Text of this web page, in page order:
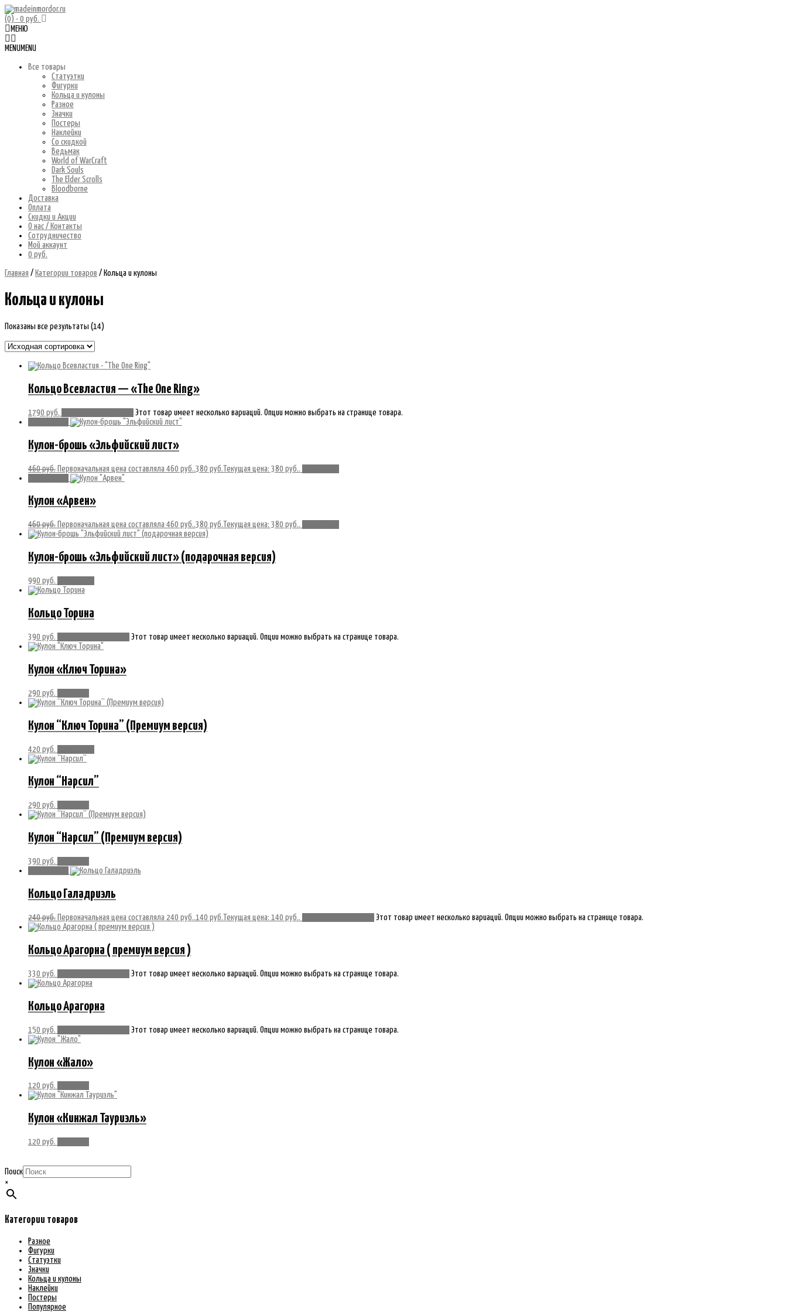
(0) - 0 руб.
МЕНЮ
MENU MENU
Все товары
Статуэтки
Фигурки
Кольца и кулоны
Разное
Значки
Постеры
Наклейки
Со скидкой
Ведьмак
World of WarCraft
Dark Souls
The Elder Scrolls
Bloodborne
Доставка
Оплата
Скидки и Акции
О нас / Контакты
Сотрудничество
Мой аккаунт
0 руб.
Главная / Категории товаров / Кольца и кулоны
Кольца и кулоны
Показаны все результаты (14)
Кольцо Всевластия — «The One Ring»
1790 руб.
Этот товар имеет несколько вариаций. Опции можно выбрать на странице товара.
Кулон-брошь «Эльфийский лист»
460руб. Первоначальная цена составляла 460 руб..380 руб.Текущая цена: 380 руб..
Кулон «Арвен»
460руб. Первоначальная цена составляла 460 руб..380 руб. Текущая цена: 380 руб..
Кулон-брошь «Эльфийский лист» (подарочная версия)
990 руб.
Кольцо Торина
390 руб. Этот товар имеет несколько вариаций. Опции можно выбрать на странице товара.
Кулон «Ключ Торина»
290 руб.
Кулон “Ключ Торина” (Премиум версия)
420 руб.
Кулон “Нарсил”
290 руб.
Кулон “Нарсил” (Премиум версия)
390 руб.
Кольцо Галадриэль
240руб. Первоначальная цена составляла 240 руб..140 руб. Текущая цена: 140 руб.. Этот товар имеет несколько вариаций. Опции можно выбрать на странице товара.
Кольцо Арагорна ( премиум версия )
330 руб. Этот товар имеет несколько вариаций. Опции можно выбрать на странице товара.
Кольцо Арагорна
150 руб. Этот товар имеет несколько вариаций. Опции можно выбрать на странице товара.
Кулон «Жало»
120 руб.
Кулон «Кинжал Тауриэль»
120 руб.
Поиск
×
Категории товаров
Разное
Фигурки
Статуэтки
Значки
Кольца и кулоны
Наклейки
Постеры
Популярное